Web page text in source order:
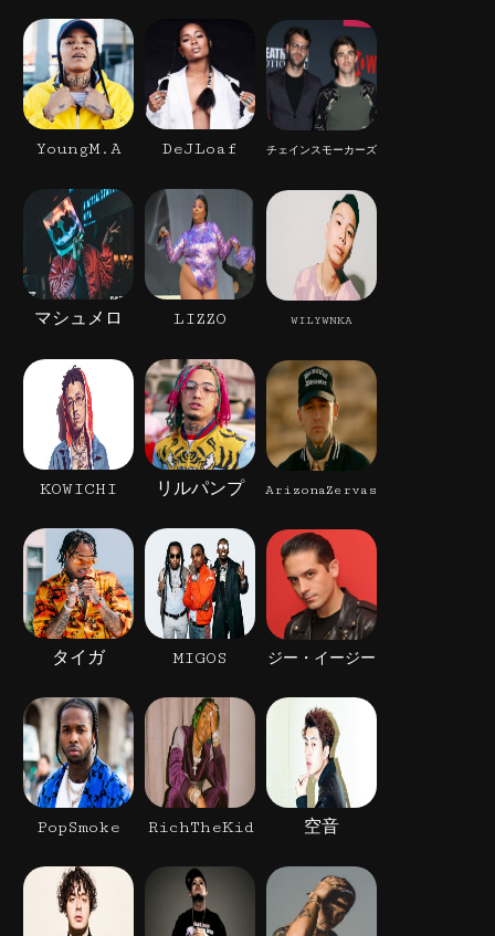
YoungM.A DeJLoaf チェインスモーカーズ
マシュメロ LIZZO WILYWNKA
KOWICHI リルパンプ ArizonaZervas
タイガ MIGOS ジー・イージー
PopSmoke RichTheKid 空音